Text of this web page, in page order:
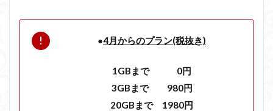
●4月からのプラン(税抜き)
1GBまで 0円
3GBまで 980円
20GBまで 1980円